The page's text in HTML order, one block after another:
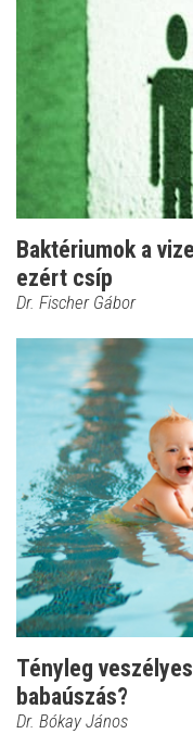
Baktériumok a
ezért csíp
Dr. Fischer Gábor
Tényleg
babaúszás?
Dr. Bókay János